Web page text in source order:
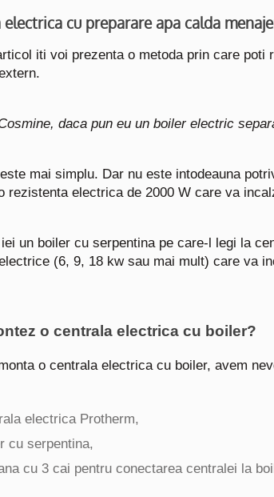
electrica cu preparare apa calda
iti voi prezenta o metoda prin care poti
daca pun eu un boiler electric
mai simplu. Dar nu este intodeauna
rezistenta electrica de 2000 W care va
un boiler cu serpentina pe care-l legi la
(6, 9, 18 kw sau mai mult) care va
o centrala electrica cu boiler?
o centrala electrica cu boiler, avem
electrica Protherm,
cu serpentina,
cu 3 cai pentru conectarea centralei la